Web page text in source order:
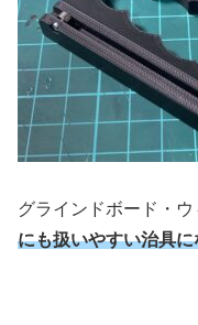
グラインドボード・ウ
にも扱いやすい治具